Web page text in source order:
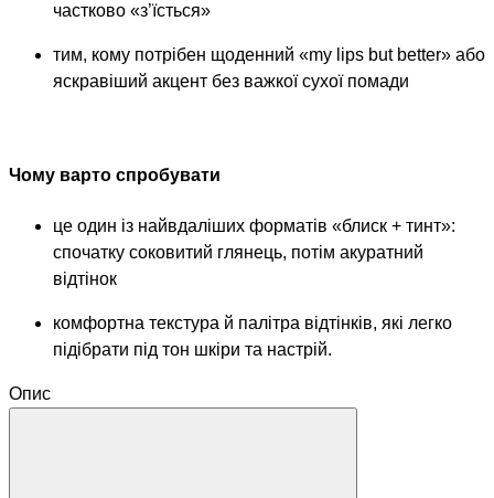
частково «з’їсться»
тим, кому потрібен щоденний «my lips but better» або
яскравіший акцент без важкої сухої помади
Чому варто спробувати
це один із найвдаліших форматів «блиск + тинт»:
спочатку соковитий глянець, потім акуратний
відтінок
комфортна текстура й палітра відтінків, які легко
підібрати під тон шкіри та настрій.
Опис